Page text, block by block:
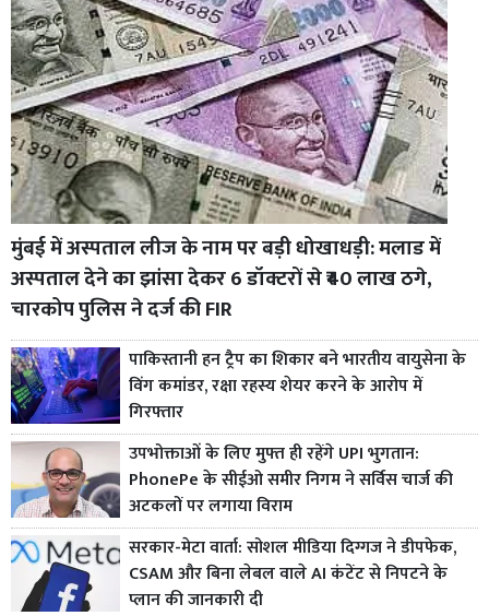
मुंबई में अस्पताल लीज के नाम पर बड़ी धोखाधड़ी: मलाड में
अस्पताल देने का झांसा देकर 6 डॉक्टरों से ₹40 लाख ठगे,
चारकोप पुलिस ने दर्ज की FIR
पाकिस्तानी हन ट्रैप का शिकार बने भारतीय वायुसेना के
विंग कमांडर, रक्षा रहस्य शेयर करने के आरोप में
गिरफ्तार
उपभोक्ताओं के लिए मुफ्त ही रहेंगे UPI भुगतान:
PhonePe के सीईओ समीर निगम ने सर्विस चार्ज की
अटकलों पर लगाया विराम
सरकार-मेटा वार्ता: सोशल मीडिया दिग्गज ने डीपफेक,
CSAM और बिना लेबल वाले AI कंटेंट से निपटने के
प्लान की जानकारी दी